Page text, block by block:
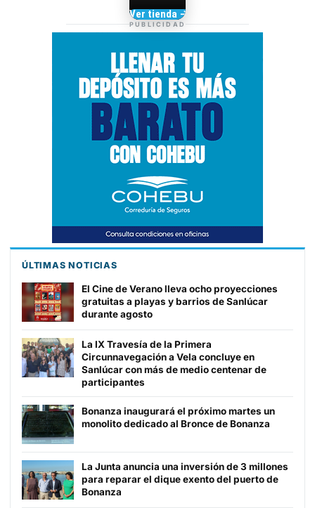
TIENDA DE
BARRAMEDIA
Camisetas de Sanlúcar
Ver tienda →
PUBLICIDAD
ÚLTIMAS NOTICIAS
El Cine de Verano lleva ocho proyecciones
gratuitas a playas y barrios de Sanlúcar
durante agosto
La IX Travesía de la Primera
Circunnavegación a Vela concluye en
Sanlúcar con más de medio centenar de
participantes
Bonanza inaugurará el próximo martes un
monolito dedicado al Bronce de Bonanza
La Junta anuncia una inversión de 3 millones
para reparar el dique exento del puerto de
Bonanza